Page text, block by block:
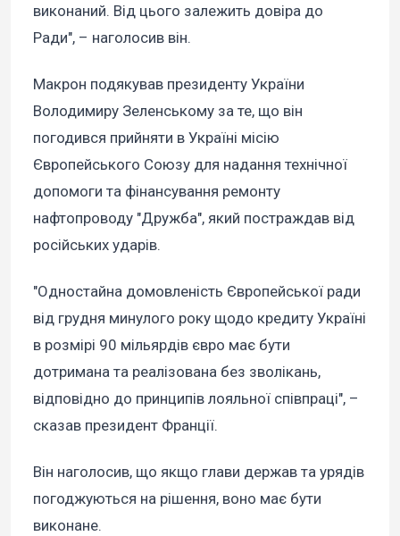
виконаний. Від цього залежить довіра до
Ради", – наголосив він.
Макрон подякував президенту України
Володимиру Зеленському за те, що він
погодився прийняти в Україні місію
Європейського Союзу для надання технічної
допомоги та фінансування ремонту
нафтопроводу "Дружба", який постраждав від
російських ударів.
"Одностайна домовленість Європейської ради
від грудня минулого року щодо кредиту Україні
в розмірі 90 мільярдів євро має бути
дотримана та реалізована без зволікань,
відповідно до принципів лояльної співпраці", –
сказав президент Франції.
Він наголосив, що якщо глави держав та урядів
погоджуються на рішення, воно має бути
виконане.